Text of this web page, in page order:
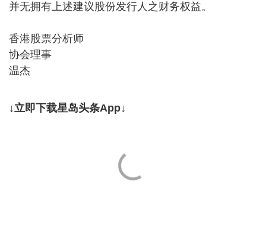
并无拥有上述建议股份发行人之财务权益。
香港股票分析师
协会理事
温杰
↓立即下载星岛头条App↓